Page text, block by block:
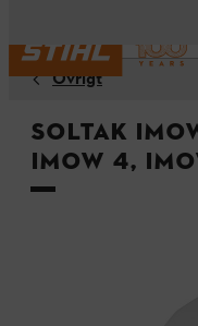
Övrigt
Soltak
iMOW 4,